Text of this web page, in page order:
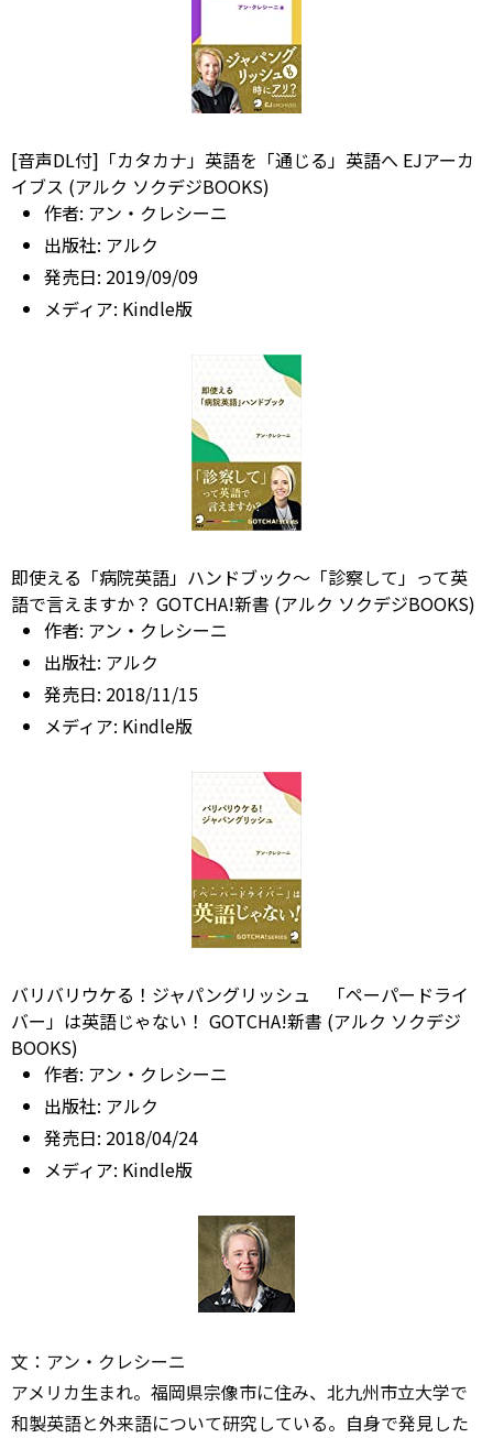
[音声DL付]「カタカナ」英語を「通じる」英語へ EJアーカ
イブス (アルク ソクデジBOOKS)
作者: アン・クレシーニ
出版社: アルク
発売日: 2019/09/09
メディア: Kindle版
即使える「病院英語」ハンドブック～「診察して」って英
語で言えますか？ GOTCHA!新書 (アルク ソクデジBOOKS)
作者: アン・クレシーニ
出版社: アルク
発売日: 2018/11/15
メディア: Kindle版
バリバリウケる！ジャパングリッシュ 「ペーパードライ
バー」は英語じゃない！ GOTCHA!新書 (アルク ソクデジ
BOOKS)
作者: アン・クレシーニ
出版社: アルク
発売日: 2018/04/24
メディア: Kindle版
文：アン・クレシーニ
アメリカ生まれ。福岡県宗像市に住み、北九州市立大学で
和製英語と外来語について研究している。自身で発見した